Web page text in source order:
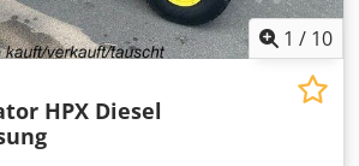
1 / 10
HPX Diesel